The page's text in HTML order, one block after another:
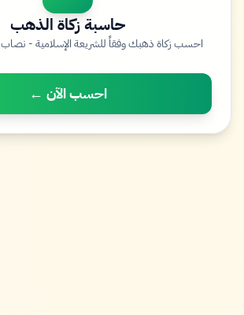
حاسبة زكاة الذهب
احسب زكاة ذهبك وفقاً للشريعة الإسلامية - نصاب 85 جرام عيار 24
احسب الآن ←